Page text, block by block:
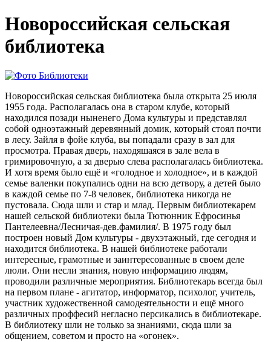
Новороссийская сельская
библиотека
Новороссийская сельская библиотека была открыта 25 июля
1955 года. Располагалась она в старом клубе, который
находился позади ныненего Дома культуры и представлял
собой одноэтажный деревянный домик, который стоял почти
в лесу. Зайля в фойе клуба, вы попадали сразу в зал для
просмотра. Правая дверь, находяшаяся в зале вела в
гримировочную, а за дверью слева располагалась библиотека.
И хотя время было ещё и «голодное и холодное», и в каждой
семье валенки покупались одни на всю детвору, а детей было
в каждой семье по 7-8 человек, библиотека никогда не
пустовала. Сюда шли и стар и млад. Первым библиотекарем
нашей сельской библиотеки была Тютюнник Ефросинья
Пантелеевна/Лесничая-дев.фамилия/. В 1975 году был
построен новый Дом культуры - двухэтажный, где сегодня и
находится библиотека. В нашей библиотеке работали
интересные, грамотные и заинтересованные в своем деле
люли. Они несли знания, новую информацию людям,
проводили различные мероприятия. Библиотекарь всегда был
на первом плане - агитатор, информатор, психолог, учитель,
участник художественной самодеятельности и ещё много
различных проффесий негласно персикались в библиотекаре.
В библиотеку шли не только за знаниями, сюда шли за
общением, советом и просто на «огонек».